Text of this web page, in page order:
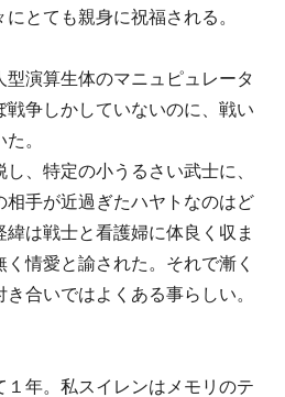
とても親身に祝福される。
演算生体のマニュピュレータ
戦争しかしていないのに、戦い
。
、特定の小うるさい武士に、
相手が近過ぎたハヤトなのはど
緯は戦士と看護婦に体良く収ま
情愛と諭された。それで漸く
合いではよくある事らしい。
年。私スイレンはメモリのテ